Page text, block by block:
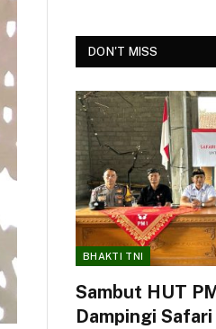
DON'T MISS
BHAKTI TNI
Sambut HUT
Dampingi